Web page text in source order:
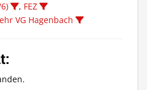
, FEZ
VG Hagenbach